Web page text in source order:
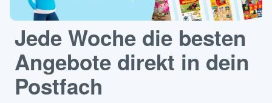
Jede Woche die besten
Angebote direkt in dein
Postfach